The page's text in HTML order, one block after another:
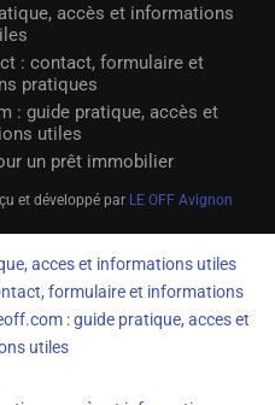
accès et informations
: contact, formulaire et
pratiques
: guide pratique, accès et
utiles
un prêt immobilier
et développé par LE OFF Avignon
acces et informations utiles
formulaire et informations
: guide pratique, acces et
utiles